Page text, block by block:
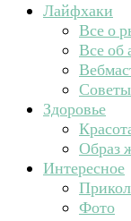
Лайфхаки
Все о
Все об
Здоровье
Образ
Интересное
Фото